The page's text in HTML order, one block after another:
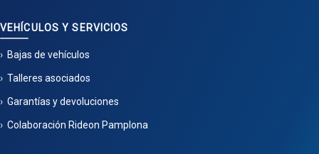
VEHÍCULOS Y SERVICIOS
Bajas de vehículos
Talleres asociados
Garantías y devoluciones
Colaboración Rideon Pamplona